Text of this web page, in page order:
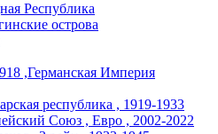
Республика
острова
,Германская Империя
республика , 1919-1933
Союз , Евро , 2002-2022